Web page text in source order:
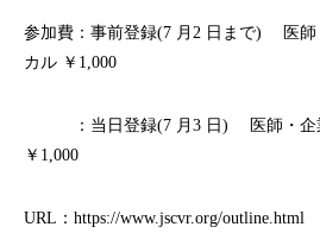
参加費：事前登録(7 ⽉2 ⽇まで) 医師
カル ￥1,000
：当⽇登録(7 ⽉3 ⽇) 医師・企業
￥1,000
URL： https://www.jscvr.org/outline.html